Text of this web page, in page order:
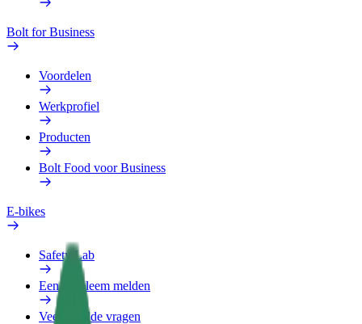
Bolt for Business
Voordelen
Werkprofiel
Producten
Bolt Food voor Business
E-bikes
Safety Lab
Een probleem melden
Veelgestelde vragen